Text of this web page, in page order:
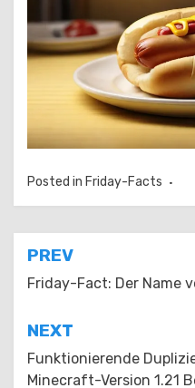
Posted in Friday-Facts
PREV
Friday-Fact: Der Name
NEXT
Funktionierende
Minecraft-Version 1.21